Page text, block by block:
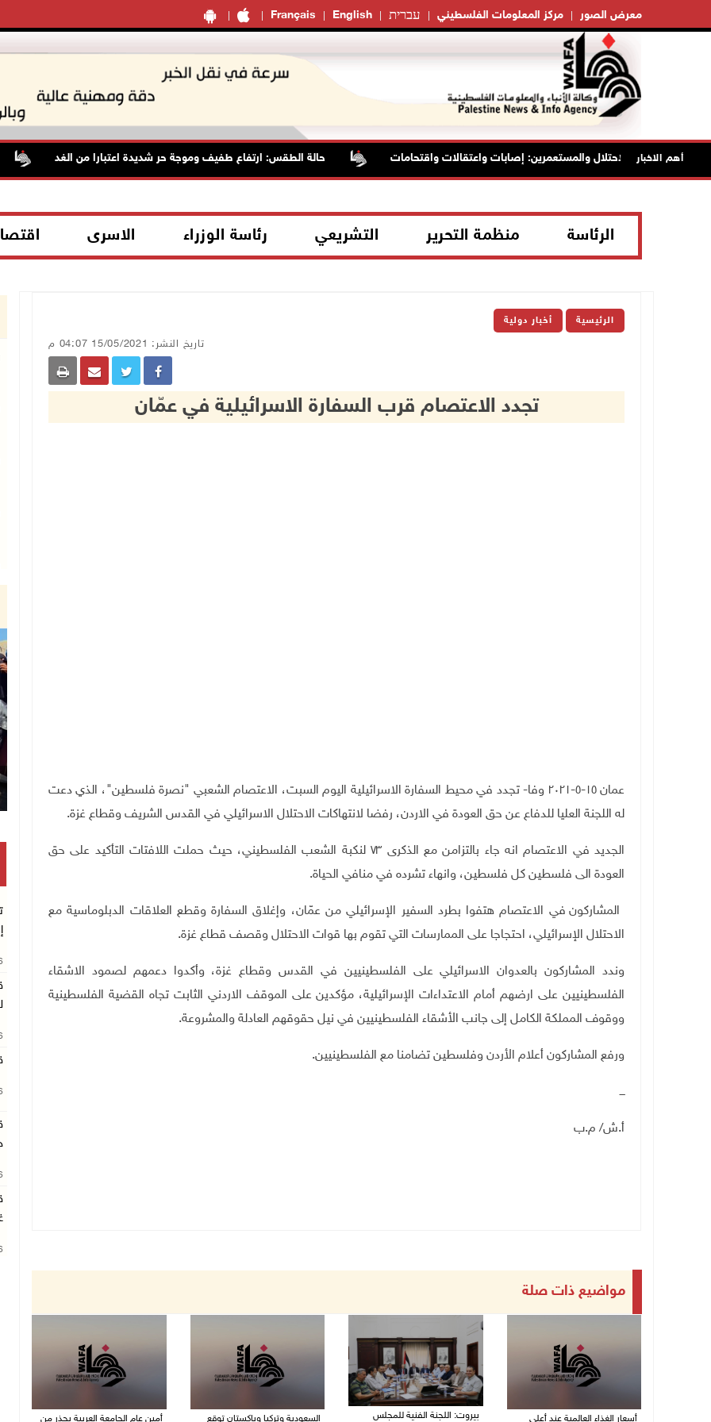
Français English עברית مركز المعلومات الفلسطيني معرض الصور
أهم الاخبار
انتهاكات الاحتلال والمستعمرين: إصابات واعتقالات واقتحامات حالة الطقس: ارتفاع طفيف وموجة حر شديدة اعتبارا من الغد
الرئاسة منظمة التحرير التشريعي رئاسة الوزراء الاسرى
الرئيسية أخبار دولية
تاريخ النشر: 15/05/2021 04:07 م
تجدد الاعتصام قرب السفارة الاسرائيلية في عمّان
عمان ١٥-٥-٢٠٢١ وفا- تجدد في محيط السفارة الاسرائيلية اليوم السبت، الاعتصام الشعبي "نصرة فلسطين"، الذي دعت
له اللجنة العليا للدفاع عن حق العودة في الاردن، رفضا لانتهاكات الاحتلال الاسرائيلي في القدس الشريف وقطاع غزة.
الجديد في الاعتصام انه جاء بالتزامن مع الذكرى ٧٣ لنكبة الشعب الفلسطيني، حيث حملت اللافتات التأكيد على حق
العودة الى فلسطين كل فلسطين، وانهاء تشرده في منافي الحياة.
المشاركون في الاعتصام هتفوا بطرد السفير الإسرائيلي من عمّان، وإغلاق السفارة وقطع العلاقات الدبلوماسية مع
الاحتلال الإسرائيلي، احتجاجا على الممارسات التي تقوم بها قوات الاحتلال وقصف قطاع غزة.
وندد المشاركون بالعدوان الاسرائيلي على الفلسطينيين في القدس وقطاع غزة، وأكدوا دعمهم لصمود الاشقاء
الفلسطينيين على ارضهم أمام الاعتداءات الإسرائيلية، مؤكدين على الموقف الاردني الثابت تجاه القضية الفلسطينية
ووقوف المملكة الكامل إلى جانب الأشقاء الفلسطينيين في نيل حقوقهم العادلة والمشروعة.
ورفع المشاركون أعلام الأردن وفلسطين تضامنا مع الفلسطينيين.
ـــ
أ.ش/ م.ب
مواضيع ذات صلة
أسعار الغذاء العالمية عند أعلى بيروت: اللجنة الفنية للمجلس السعودية وتركيا وباكستان توقع أمين عام الجامعة العربية يحذر من